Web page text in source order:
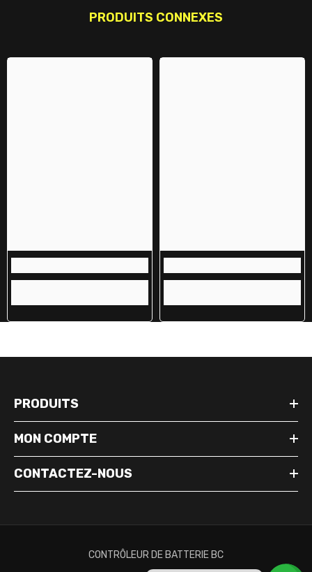
PRODUITS CONNEXES
PRODUITS
MON COMPTE
CONTACTEZ-NOUS
CONTRÔLEUR DE BATTERIE BC